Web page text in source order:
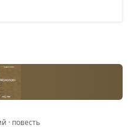
· повесть